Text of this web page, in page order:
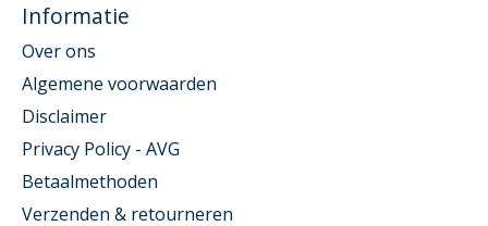
Informatie
Over ons
Algemene voorwaarden
Disclaimer
Privacy Policy - AVG
Betaalmethoden
Verzenden & retourneren